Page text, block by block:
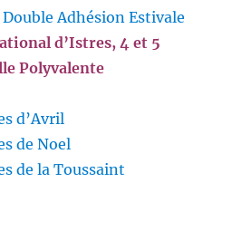
Adhésion Estivale
d’Istres, 4 et 5
Polyvalente
d’Avril
de Noel
de la Toussaint